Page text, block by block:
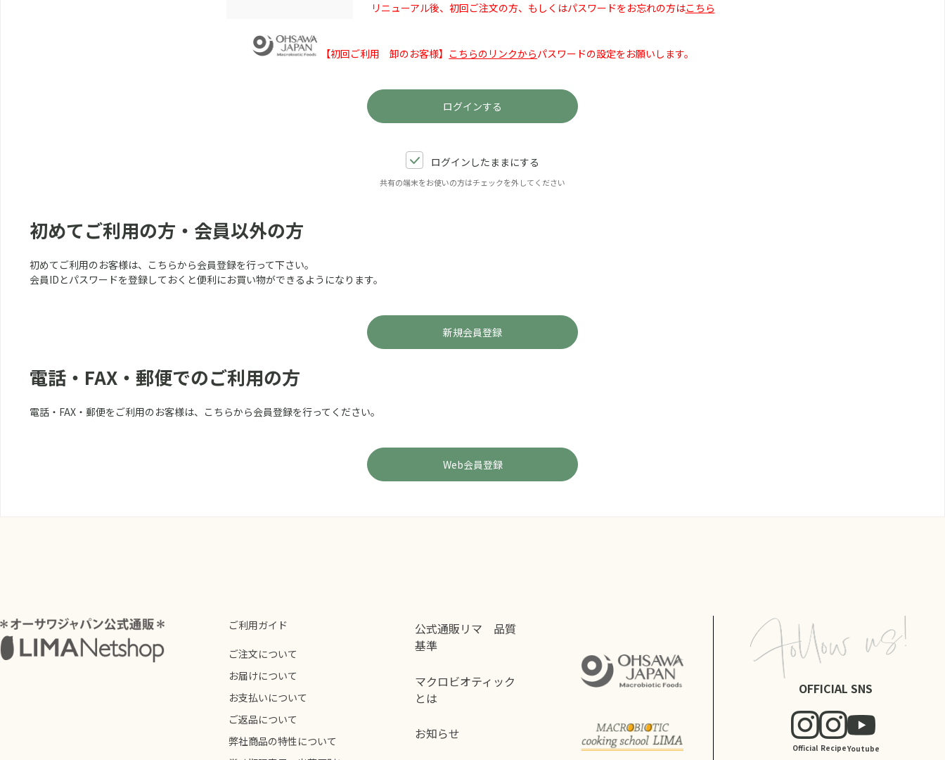
リニューアル後、初回ご注文の方、もしくはパスワードをお忘れの方はこちら
【初回ご利用 卸のお客様】 こちらのリンクからパスワードの設定をお願いします。
ログインしたままにする
共有の端末をお使いの方はチェックを外してください
初めてご利用の方・会員以外の方
初めてご利用のお客様は、こちらから会員登録を行って下さい。
会員IDとパスワードを登録しておくと便利にお買い物ができるようになります。
電話・FAX・郵便でのご利用の方
電話・FAX・郵便をご利用のお客様は、こちらから会員登録を行ってください。
ご利用ガイド
ご注文について
お届けについて
お支払いについて
ご返品について
弊社商品の特性について
公式通販リマ 品質
基準
マクロビオティック
とは
お知らせ
OFFICIAL SNS
Official RecipeYoutube